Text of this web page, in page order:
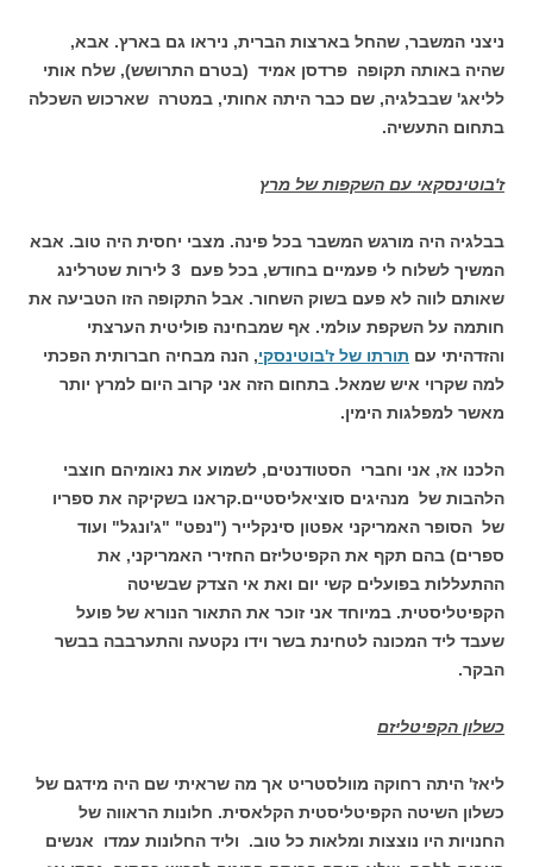
ניצני המשבר, שהחל בארצות הברית, ניראו גם בארץ. אבא,
שהיה באותה תקופה פרדסן אמיד (בטרם התרושש), שלח אותי
לליאג' שבבלגיה, שם כבר היתה אחותי, במטרה שארכוש השכלה
בתחום התעשיה.
ז'בוטינסקאי עם השקפות של מרץ
בבלגיה היה מורגש המשבר בכל פינה. מצבי יחסית היה טוב. אבא
המשיך לשלוח לי פעמיים בחודש, בכל פעם 3 לירות שטרלינג
שאותם לווה לא פעם בשוק השחור. אבל התקופה הזו הטביעה את
חותמה על השקפת עולמי. אף שמבחינה פוליטית הערצתי
והזדהיתי עם תורתו של ז'בוטינסקי, הנה מבחיה חברותית הפכתי
למה שקרוי איש שמאל. בתחום הזה אני קרוב היום למרץ יותר
מאשר למפלגות הימין.
הלכנו אז, אני וחברי הסטודנטים, לשמוע את נאומיהם חוצבי
הלהבות של מנהיגים סוציאליסטיים.קראנו בשקיקה את ספריו
של הסופר האמריקני אפטון סינקלייר ("נפט" "ג'ונגל" ועוד
ספרים) בהם תקף את הקפיטליזם החזירי האמריקני, את
ההתעללות בפועלים קשי יום ואת אי הצדק שבשיטה
הקפיטליסטית. במיוחד אני זוכר את התאור הנורא של פועל
שעבד ליד המכונה לטחינת בשר וידו נקטעה והתערבבה בבשר
הבקר.
כשלון הקפיטליזם
ליאז' היתה רחוקה מוולסטריט אך מה שראיתי שם היה מידגם של
כשלון השיטה הקפיטליסטית הקלאסית. חלונות הראווה של
החנויות היו נוצצות ומלאות כל טוב. וליד החלונות עמדו אנשים